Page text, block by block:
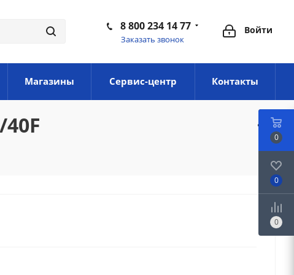
Войти
8 800 234 14 77
Заказать звонок
Магазины Сервис-центр Контакты
0
0
0